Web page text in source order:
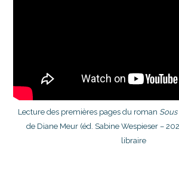
Lecture des premières pages du roman
de Diane Meur (éd. Sabine Wespieser –
libraire